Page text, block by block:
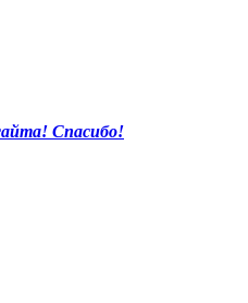
Спасибо!